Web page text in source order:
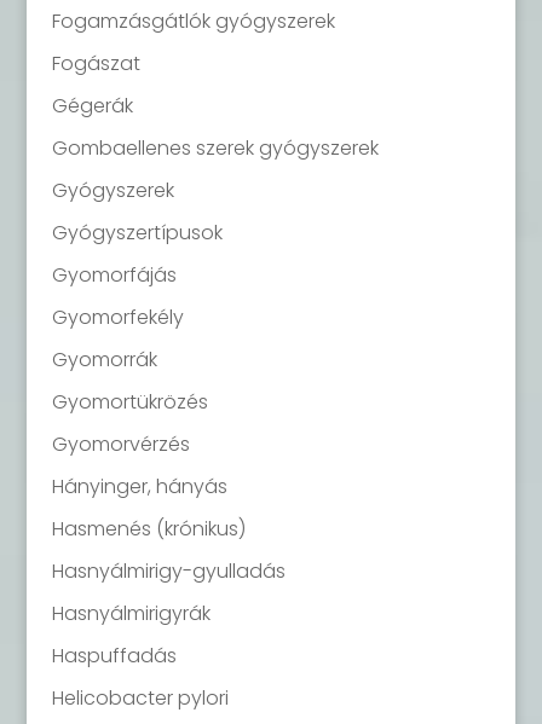
Fogamzásgátlók gyógyszerek
Fogászat
Gégerák
Gombaellenes szerek gyógyszerek
Gyógyszerek
Gyógyszertípusok
Gyomorfájás
Gyomorfekély
Gyomorrák
Gyomortükrözés
Gyomorvérzés
Hányinger, hányás
Hasmenés (krónikus)
Hasnyálmirigy-gyulladás
Hasnyálmirigyrák
Haspuffadás
Helicobacter pylori